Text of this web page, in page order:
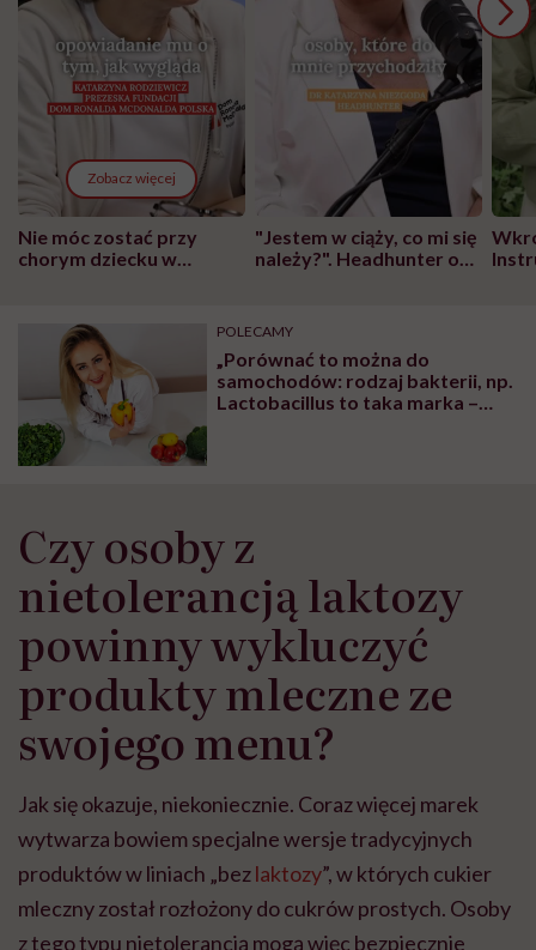
Zobacz więcej
Nie móc zostać przy
chorym dziecku w
może chyba tylko
głupota i brak
wyobraźni"
"Jestem w ciąży, co mi się
należy?". Headhunter o
pracy
POLECAMY
„Porównać to można do
samochodów: rodzaj bakterii, np.
Lactobacillus to taka marka –
Czy osoby z
nietolerancją laktozy
powinny wykluczyć
produkty mleczne ze
swojego menu?
Jak się okazuje, niekoniecznie. Coraz więcej marek
wytwarza bowiem specjalne wersje tradycyjnych
produktów w liniach „bezlaktozy”, w których cukier
mleczny został rozłożony do cukrów prostych. Osoby
z tego typu nietolerancją mogą więc bezpiecznie